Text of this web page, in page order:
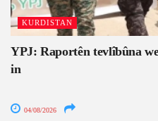
KURDISTAN
YPJ: Raportên tevlîbûna
in
04/08/2026